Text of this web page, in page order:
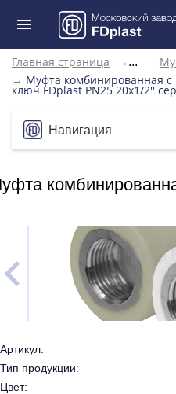
Главная страница → ... →
→ Муфта комбинированная с
ключ FDplast PN25 20х1/2''
Навигация
Артикул:
Тип продукции:
Цвет: